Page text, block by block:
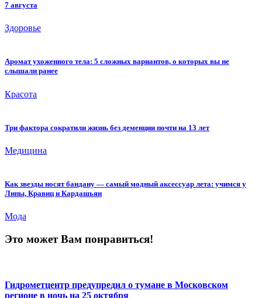
7 августа
Здоровье
Аромат ухоженного тела: 5 сложных вариантов, о которых вы не
слышали ранее
Красота
Три фактора сократили жизнь без деменции почти на 13 лет
Медицина
Как звезды носят бандану — самый модный аксессуар лета: учимся у
Липы, Кравиц и Кардашьян
Мода
Это может Вам понравиться!
Гидрометцентр предупредил о тумане в Московском
регионе в ночь на 25 октября